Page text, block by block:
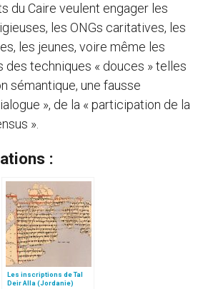
du Caire veulent engager les
les ONGs caritatives, les
les jeunes, voire même les
des techniques « douces » telles
sémantique, une fausse
», de la « participation de la
».
:
Les inscriptions de Tal
Deir Alla (Jordanie)